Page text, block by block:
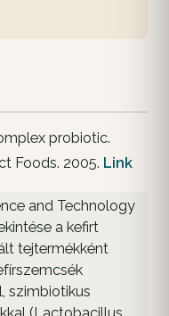
probiotic.
Foods. 2005. Link
and Technology
a kefirt
tejtermékként
szimbiotikus
(Lactobacillus,